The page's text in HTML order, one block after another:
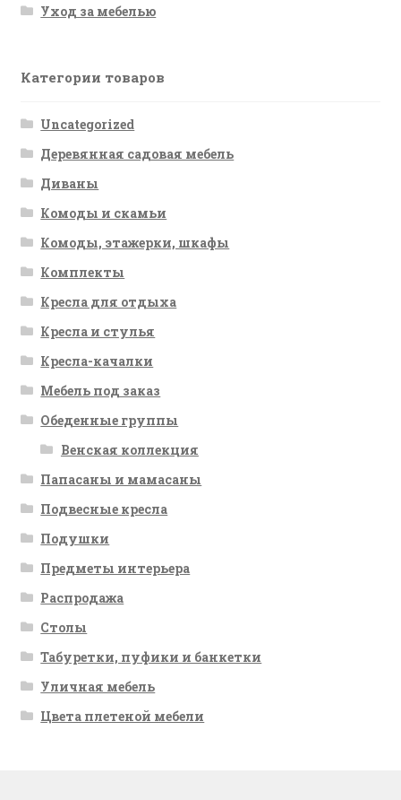
Уход за мебелью
Категории товаров
Uncategorized
Деревянная садовая мебель
Диваны
Комоды и скамьи
Комоды, этажерки, шкафы
Комплекты
Кресла для отдыха
Кресла и стулья
Кресла-качалки
Мебель под заказ
Обеденные группы
Венская коллекция
Папасаны и мамасаны
Подвесные кресла
Подушки
Предметы интерьера
Распродажа
Столы
Табуретки, пуфики и банкетки
Уличная мебель
Цвета плетеной мебели